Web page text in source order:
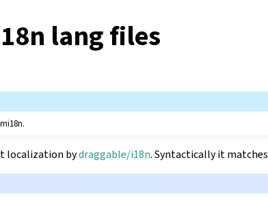
lang files
localization bydraggable/i18n. Syntactically it matches